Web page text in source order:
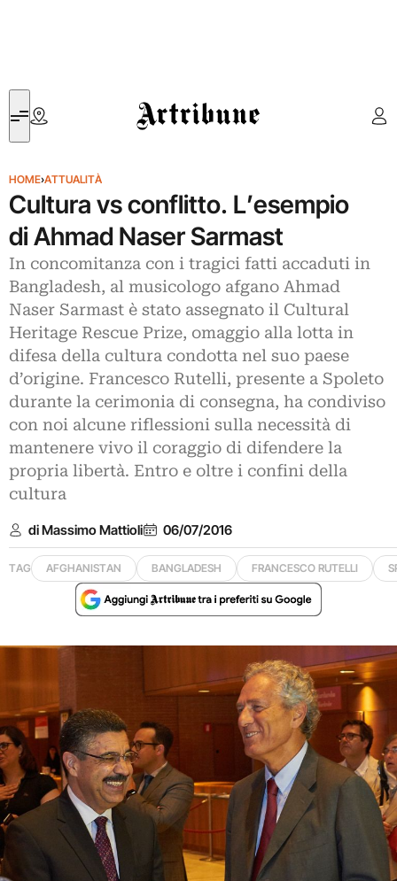
Artribune
HOME›ATTUALITÀ
Cultura vs conflitto. L’esempio
di Ahmad Naser Sarmast
In concomitanza con i tragici fatti accaduti in
Bangladesh, al musicologo afgano Ahmad
Naser Sarmast è stato assegnato il Cultural
Heritage Rescue Prize, omaggio alla lotta in
difesa della cultura condotta nel suo paese
d’origine. Francesco Rutelli, presente a Spoleto
durante la cerimonia di consegna, ha condiviso
con noi alcune riflessioni sulla necessità di
mantenere vivo il coraggio di difendere la
propria libertà. Entro e oltre i confini della
cultura
di Massimo Mattioli 06/07/2016
TAG AFGHANISTAN BANGLADESH FRANCESCO RUTELLI